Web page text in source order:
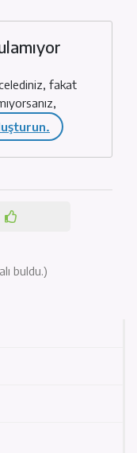
fakat
buldu.)